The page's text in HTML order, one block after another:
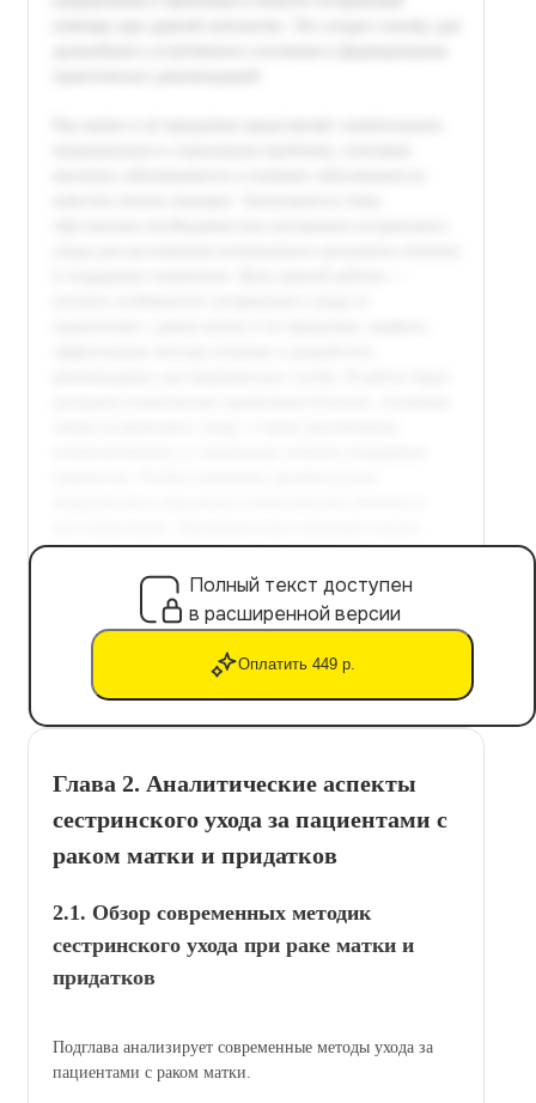
Полный текст доступен
в расширенной версии
Оплатить 449 р.
Глава 2. Аналитические аспекты
сестринского ухода за пациентами с
раком матки и придатков
2.1. Обзор современных методик
сестринского ухода при раке матки и
придатков
Подглава анализирует современные методы ухода за
пациентами с раком матки.